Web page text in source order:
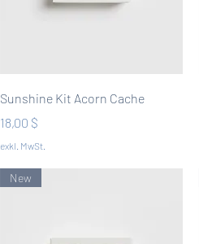
Schnellansicht
Sunshine Kit Acorn Cache
Preis
18,00 $
exkl. MwSt.
New